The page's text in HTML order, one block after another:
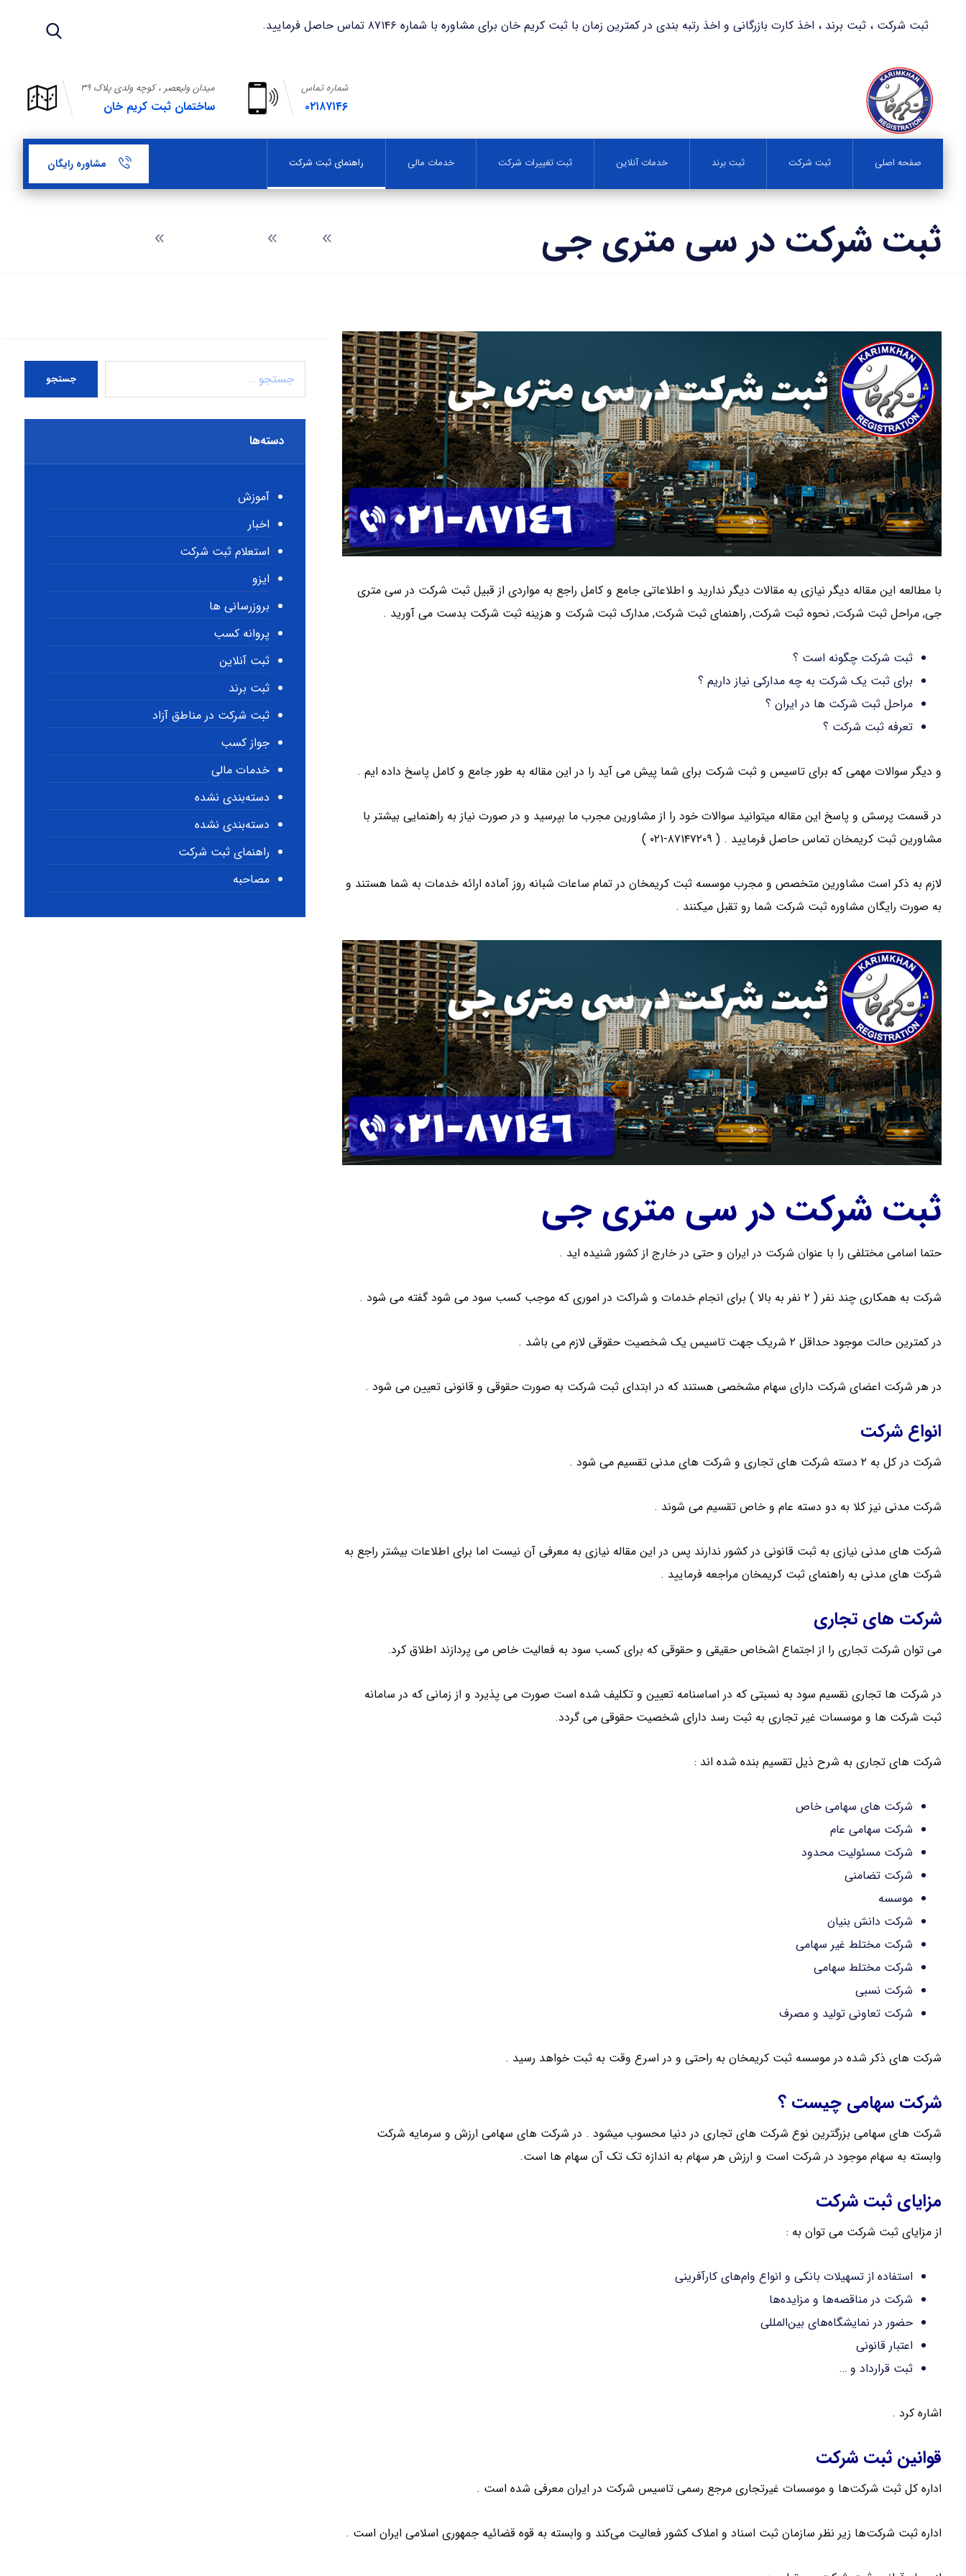
ثبت شرکت ، ثبت برند ، اخذ کارت بازرگانی و اخذ رتبه بندی در کمترین زمان با ثبت کریم خان برای مشاوره با شماره ۸۷۱۴۶ تماس حاصل فرمایید.
میدان ولیعصر ، کوچه ولدی پلاک ۳۹
ساختمان ثبت کریم خان
شماره تماس
۰۲۱۸۷۱۴۶
صفحه اصلی ثبت شرکت ثبت برند خدمات آنلاین ثبت تغییرات شرکت خدمات مالی راهنمای ثبت شرکت مشاوره رایگان
ثبت شرکت در سی متری جی
با مطالعه این مقاله دیگر نیازی به مقالات دیگر ندارید و اطلاعاتی جامع و کامل راجع به مواردی از قبیل ثبت شرکت در سی متری
جی, مراحل ثبت شرکت, نحوه ثبت شرکت, راهنمای ثبت شرکت, مدارک ثبت شرکت و هزینه ثبت شرکت بدست می آورید .
ثبت شرکت چگونه است ؟
برای ثبت یک شرکت به چه مدارکی نیاز داریم ؟
مراحل ثبت شرکت ها در ایران ؟
تعرفه ثبت شرکت ؟
و دیگر سوالات مهمی که برای تاسیس و ثبت شرکت برای شما پیش می آید را در این مقاله به طور جامع و کامل پاسخ داده ایم .
در قسمت پرسش و پاسخ این مقاله میتوانید سوالات خود را از مشاورین مجرب ما بپرسید و در صورت نیاز به راهنمایی بیشتر با
مشاورین ثبت کریمخان تماس حاصل فرمایید . ( ۸۷۱۴۷۲۰۹-۰۲۱ )
لازم به ذکر است مشاورین متخصص و مجرب موسسه ثبت کریمخان در تمام ساعات شبانه روز آماده ارائه خدمات به شما هستند و
به صورت رایگان مشاوره ثبت شرکت شما رو تقبل میکنند .
ثبت شرکت در سی متری جی
حتما اسامی مختلفی را با عنوان شرکت در ایران و حتی در خارج از کشور شنیده اید .
شرکت به همکاری چند نفر ( ۲ نفر به بالا ) برای انجام خدمات و شراکت در اموری که موجب کسب سود می شود گفته می شود .
در کمترین حالت موجود حداقل ۲ شریک جهت تاسیس یک شخصیت حقوقی لازم می باشد .
در هر شرکت اعضای شرکت دارای سهام مشخصی هستند که در ابتدای ثبت شرکت به صورت حقوقی و قانونی تعیین می شود .
انواع شرکت
شرکت در کل به ۲ دسته شرکت های تجاری و شرکت های مدنی تقسیم می شود .
شرکت مدنی نیز کلا به دو دسته عام و خاص تقسیم می شوند .
شرکت های مدنی نیازی به ثبت قانونی در کشور ندارند پس در این مقاله نیازی به معرفی آن نیست اما برای اطلاعات بیشتر راجع به
شرکت های مدنی به راهنمای ثبت کریمخان مراجعه فرمایید .
شرکت های تجاری
می توان شرکت تجاری را از اجتماع اشخاص حقیقی و حقوقی که برای کسب سود به فعالیت خاص می پردازند اطلاق کرد.
در شرکت ها تجاری نقسیم سود به نسبتی که در اساسنامه تعیین و تکلیف شده است صورت می پذیرد و از زمانی که در سامانه
ثبت شرکت ها و موسسات غیر تجاری به ثبت رسد دارای شخصیت حقوقی می گردد.
شرکت های تجاری به شرح ذیل تقسیم بنده شده اند :
شرکت های سهامی خاص
شرکت سهامی عام
شرکت مسئولیت محدود
شرکت تضامنی
موسسه
شرکت دانش بنیان
شرکت مختلط غیر سهامی
شرکت مختلط سهامی
شرکت نسبی
شرکت تعاونی تولید و مصرف
شرکت های ذکر شده در موسسه ثبت کریمخان به راحتی و در اسرع وقت به ثبت خواهد رسید .
شرکت سهامی چیست ؟
شرکت های سهامی بزرگترین نوع شرکت های تجاری در دنیا محسوب میشود . در شرکت های سهامی ارزش و سرمایه شرکت
وابسته به سهام موجود در شرکت است و ارزش هر سهام به اندازه تک تک آن سهام ها است.
مزایای ثبت شرکت
از مزایای ثبت شرکت می توان به :
استفاده از تسهیلات بانکی و انواع وام‌های کارآفرینی
شرکت در مناقصه‌ها و مزایده‌ها
حضور در نمایشگاه‌های بین‌المللی
اعتبار قانونی
ثبت قرارداد و …
اشاره کرد .
قوانین ثبت شرکت
اداره کل ثبت شرکت‌ها و موسسات غیرتجاری مرجع رسمی تاسیس شرکت در ایران معرفی شده است .
اداره ثبت شرکت‌ها زیر نظر سازمان ثبت اسناد و املاک کشور فعالیت می‌کند و وابسته به قوه قضائیه جمهوری اسلامی ایران است .
جستجو
دسته‌ها
آموزش
اخبار
استعلام ثبت شرکت
ایزو
بروزرسانی ها
پروانه کسب
ثبت آنلاین
ثبت برند
ثبت شرکت در مناطق آزاد
جواز کسب
خدمات مالی
دسته‌بندی نشده
دسته‌بندی نشده
راهنمای ثبت شرکت
مصاحبه